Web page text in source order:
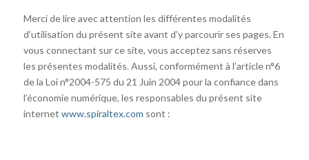
Merci de lire avec attention les différentes modalités
d’utilisation du présent site avant d’y parcourir ses pages. En
vous connectant sur ce site, vous acceptez sans réserves
les présentes modalités. Aussi, conformément à l’article n°6
de la Loi n°2004-575 du 21 Juin 2004 pour la confiance dans
l’économie numérique, les responsables du présent site
internet www.spiraltex.com sont :